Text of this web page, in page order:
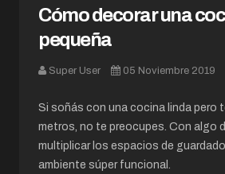
Cómo decorar una
pequeña
Super User 05 Noviembre 2019
Si soñás con una cocina linda pero
metros, no te preocupes. Con algo
multiplicar los espacios de
ambiente súper funcional.